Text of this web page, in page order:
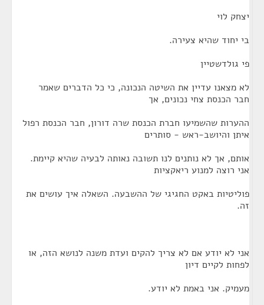
יצחק לוי
בי יחוד שהיא צעירה.
פי גולדשטיין
לא מצאנו עדיין את השיטה הנכונה, כי כל הדברים שאמר
חבר הכנסת צחי נכונים, אך
ההערות שהשמיעו חברת הכנסת שרה דורון, חבר הכנסת רפול
איתן והיושב-ראש - סותרים
אותם, אך לא נותנים לנו תשובה נאותה לבעיה שהיא קיימת.
אני רוצה למנוע ריאקציות
פוליטיות באקט החגיגי של ההשבעה. השאלה איך עושים את
זה.
אני לא יודע אם לא צריך להקים ועדת משנה לנושא הזה, או
לפחות לקיים דיון
מעמיק. אני באמת לא יודע.